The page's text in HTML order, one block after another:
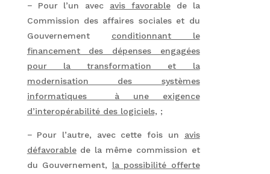
− Pour l’un avec avis favorablede la
Commission des affaires sociales et du
Gouvernement conditionnant le
financement des dépenses engagées
pour la transformation et la
modernisation des systèmes
informatiques à une exigence
d’interopérabilité des logiciels, ;
− Pour l’autre, avec cette fois un avis
défavorablede la même commission et
du Gouvernement, la possibilité offerte